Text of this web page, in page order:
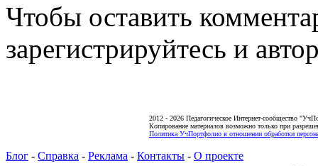
Чтобы оставить
зарегистрируйтесь и
2012 - 2026 Педагогическое Интернет-сообщество
Копирование материалов возможно только при
Политика УчПортфолио в отношении обработки
Блог - Справка - Реклама - Контакты - О проекте